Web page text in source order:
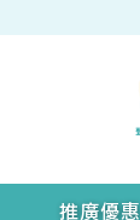
推廣優惠